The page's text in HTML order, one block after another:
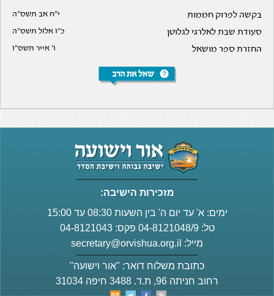
בקשה לפרוק חממות י"ח אב תשס"ה
סעודת שבת לאלרגי לגלוטן כ"ו אלול תשס"ה
החזרת ספר מושאל ו' אייר תשס"ו
מזכירות הישיבה:
ימים: א' עד יום ה' בין השעות 08:30 עד 15:00
טל: 04-8121048/9 פקס: 04-8121043
מייל: secretary@orvishua.org.il
כתובת משלוח דואר: "אור וישועה"
רחוב חניתה 96, ת.ד. 3488 חיפה 31034